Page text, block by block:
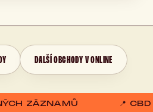
DALŠÍ OBCHODY V ONLINE
ZÁZNAMŮ 📍